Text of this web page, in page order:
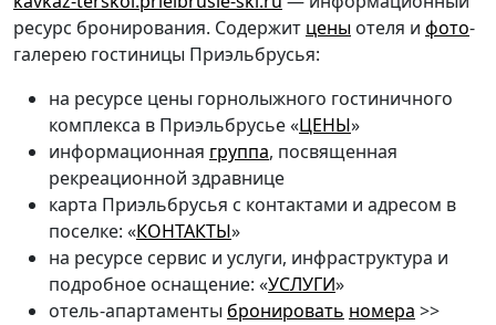
ресурс бронирования. Содержит цены отеля и фото-
галерею гостиницы Приэльбрусья:
на ресурсе цены горнолыжного гостиничного
комплекса в Приэльбрусье «ЦЕНЫ»
информационная группа, посвященная
рекреационной здравнице
карта Приэльбрусья с контактами и адресом в
поселке: «КОНТАКТЫ»
на ресурсе сервис и услуги, инфраструктура и
подробное оснащение: «УСЛУГИ»
отель-апартаменты бронировать номера >>